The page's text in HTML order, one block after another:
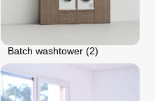
Batch washtower (2)